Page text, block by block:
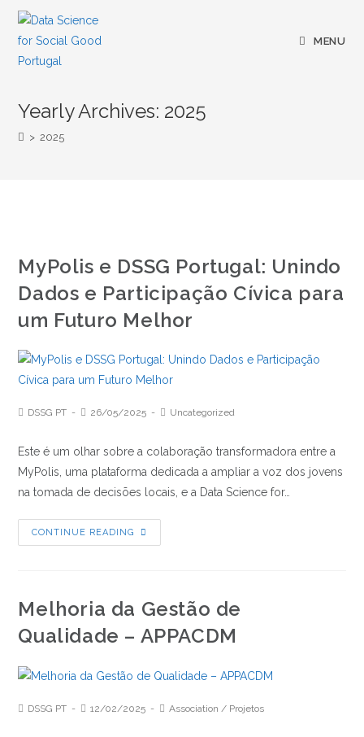
Skip
MENU
Yearly Archives: 2025
> 2025
MyPolis e DSSG Portugal: Unindo
Dados e Participação Cívica para
um Futuro Melhor
PostDSSG PT
Post26/05/2025
PostUncategorized
Este é um olhar sobre a colaboração transformadora entre a
MyPolis, uma plataforma dedicada a ampliar a voz dos jovens
na tomada de decisões locais, e a Data Science for…
CONTINUE READING
e
Unindo
Dados
Participação
para
Melhoria da Gestão de
Qualidade – APPACDM
PostDSSG PT
Post12/02/2025
PostAssociation / Projetos